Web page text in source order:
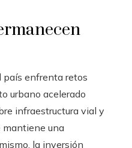
país enfrenta retos
urbano acelerado
infraestructura vial y
mantiene una
la inversión